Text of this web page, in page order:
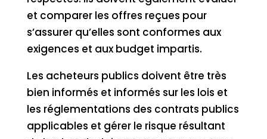
et comparer les offres reçues pour
s’assurer qu’elles sont conformes aux
exigences et aux budget impartis.
Les acheteurs publics doivent être très
bien informés et informés sur les lois et
les réglementations des contrats publics
applicables et gérer le risque résultant